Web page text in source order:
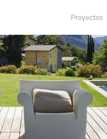
Proyectos